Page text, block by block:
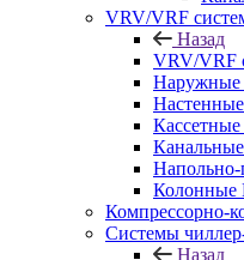
VRV/VRF
Назад
VRV/VRF
Наружные
Колонные
Компрессорно-
Системы
Назад